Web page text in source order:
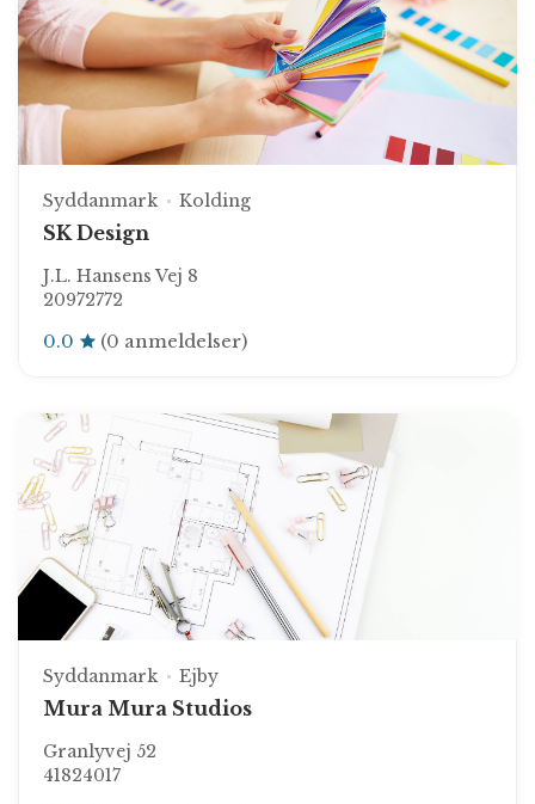
Syddanmark Kolding
SK Design
J.L. Hansens Vej 8
20972772
0.0 (0 anmeldelser)
Syddanmark Ejby
Mura Mura Studios
Granlyvej 52
41824017